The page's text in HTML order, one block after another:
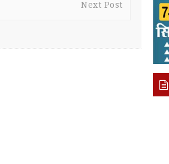
Next Post